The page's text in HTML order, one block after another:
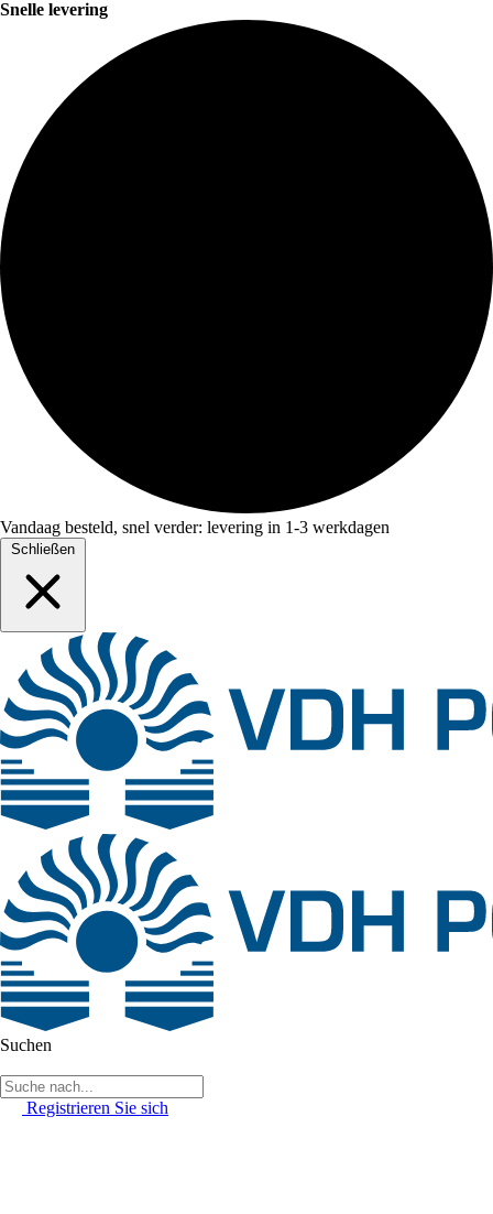
Snelle levering
Vandaag besteld, snel verder: levering in 1-3 werkdagen
Schließen
Suchen
Registrieren Sie sich